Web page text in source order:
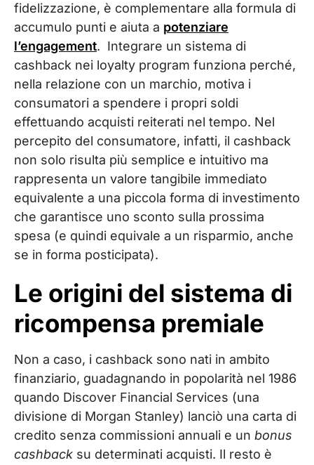
fidelizzazione, è complementare alla formula di
accumulo punti e aiuta a potenziare
l’engagement. Integrare un sistema di
cashback nei loyalty program funziona perché,
nella relazione con un marchio, motiva i
consumatori a spendere i propri soldi
effettuando acquisti reiterati nel tempo. Nel
percepito del consumatore, infatti, il cashback
non solo risulta più semplice e intuitivo ma
rappresenta un valore tangibile immediato
equivalente a una piccola forma di investimento
che garantisce uno sconto sulla prossima
spesa (e quindi equivale a un risparmio, anche
se in forma posticipata).
Le origini del sistema di
ricompensa premiale
Non a caso, i cashback sono nati in ambito
finanziario, guadagnando in popolarità nel 1986
quando Discover Financial Services (una
divisione di Morgan Stanley) lanciò una carta di
credito senza commissioni annuali e un bonus
cashback su determinati acquisti. Il resto è